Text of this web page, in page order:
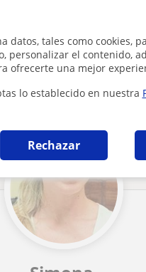
datos, tales como cookies,
personalizar el contenido,
ofrecerte una mejor
lo establecido en nuestra
Rechazar